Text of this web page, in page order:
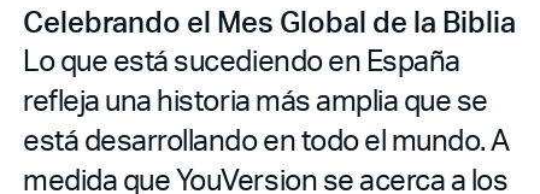
Celebrando el Mes Global de la Biblia
Lo que está sucediendo en España
refleja una historia más amplia que se
está desarrollando en todo el mundo. A
medida que YouVersion se acerca a los